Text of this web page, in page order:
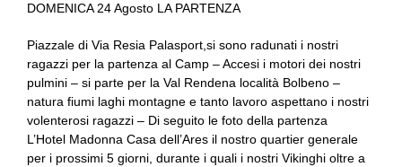
DOMENICA 24 Agosto LA PARTENZA
Piazzale di Via Resia Palasport,si sono radunati i nostri
ragazzi per la partenza al Camp – Accesi i motori dei nostri
pulmini – si parte per la Val Rendena località Bolbeno –
natura fiumi laghi montagne e tanto lavoro aspettano i nostri
volenterosi ragazzi – Di seguito le foto della partenza
L’Hotel Madonna Casa dell’Ares il nostro quartier generale
per i prossimi 5 giorni, durante i quali i nostri Vikinghi oltre a